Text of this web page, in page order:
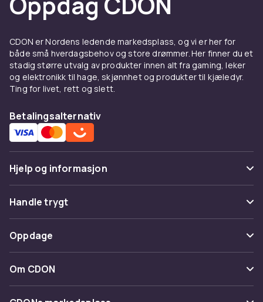
CDON er Nordens ledende markedsplass, og vi er her for
både små hverdagsbehov og store drømmer. Her finner du et
stadig større utvalg av produkter innen alt fra gaming, leker
og elektronikk til hage, skjønnhet og produkter til kjæledyr.
Ting for livet, rett og slett.
Betalingsalternativ
Hjelp og informasjon
Vanlige spørsmål
Spor pakke
Angre & returner her
Kontakt oss
Handle trygt
Betaling
Levering
Oppdage
Kategorier
Varemerker
Om CDON
Om oss